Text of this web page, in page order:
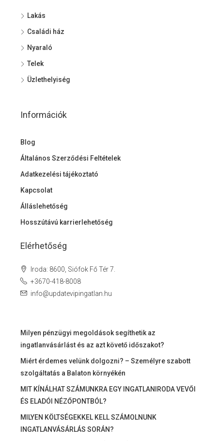
Lakás
Családi ház
Nyaraló
Telek
Üzlethelyiség
Információk
Blog
Általános Szerződési Feltételek
Adatkezelési tájékoztató
Kapcsolat
Álláslehetőség
Hosszútávú karrierlehetőség
Elérhetőség
Iroda: 8600, Siófok Fő Tér 7.
+3670-418-8008
info@updatevipingatlan.hu
Milyen pénzügyi megoldások segíthetik az
ingatlanvásárlást és az azt követő időszakot?
Miért érdemes velünk dolgozni? – Személyre szabott
szolgáltatás a Balaton környékén
MIT KÍNÁLHAT SZÁMUNKRA EGY INGATLANIRODA VEVŐI
ÉS ELADÓI NÉZŐPONTBÓL?
MILYEN KÖLTSÉGEKKEL KELL SZÁMOLNUNK
INGATLANVÁSÁRLÁS SORÁN?